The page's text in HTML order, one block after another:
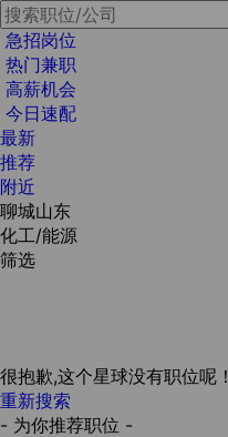
急招岗位
热门兼职
高薪机会
今日速配
最新
推荐
附近
聊城山东
化工/能源
筛选
很抱歉,这个星球没有职位呢！
重新搜索
- 为你推荐职位 -